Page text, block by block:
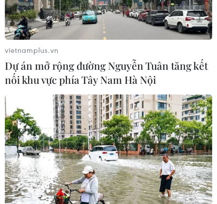
vietnamplus.vn
Dự án mở rộng đường Nguyễn Tuân tăng kết
nối khu vực phía Tây Nam Hà Nội